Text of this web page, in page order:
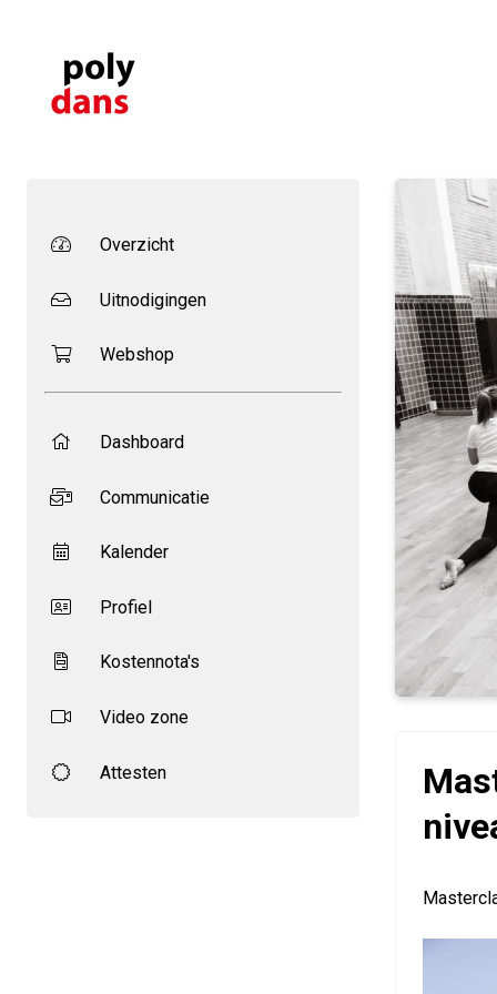
Overzicht
Uitnodigingen
Webshop
Dashboard
Communicatie
Kalender
Profiel
Kostennota's
Video zone
Attesten